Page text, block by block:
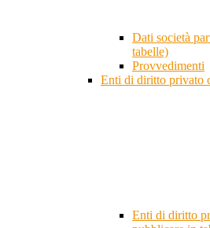
Dati società
tabelle)
Provvedimenti
Enti di diritto privato
Enti di diritto